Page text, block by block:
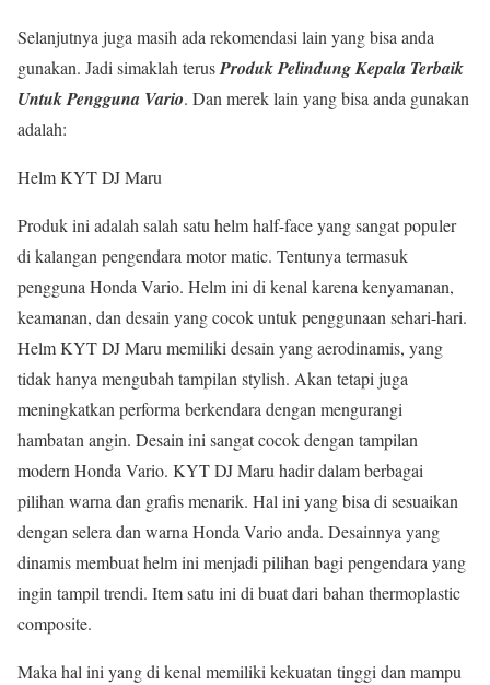
Selanjutnya juga masih ada rekomendasi lain yang bisa anda
gunakan. Jadi simaklah terusProduk Pelindung Kepala Terbaik
Untuk Pengguna Vario. Dan merek lain yang bisa anda gunakan
adalah:
Helm KYT DJ Maru
Produk ini adalah salah satu helm half-face yang sangat populer
di kalangan pengendara motor matic. Tentunya termasuk
pengguna Honda Vario. Helm ini di kenal karena kenyamanan,
keamanan, dan desain yang cocok untuk penggunaan sehari-hari.
Helm KYT DJ Maru memiliki desain yang aerodinamis, yang
tidak hanya mengubah tampilan stylish. Akan tetapi juga
meningkatkan performa berkendara dengan mengurangi
hambatan angin. Desain ini sangat cocok dengan tampilan
modern Honda Vario. KYT DJ Maru hadir dalam berbagai
pilihan warna dan grafis menarik. Hal ini yang bisa di sesuaikan
dengan selera dan warna Honda Vario anda. Desainnya yang
dinamis membuat helm ini menjadi pilihan bagi pengendara yang
ingin tampil trendi. Item satu ini di buat dari bahan thermoplastic
composite.
Maka hal ini yang di kenal memiliki kekuatan tinggi dan mampu